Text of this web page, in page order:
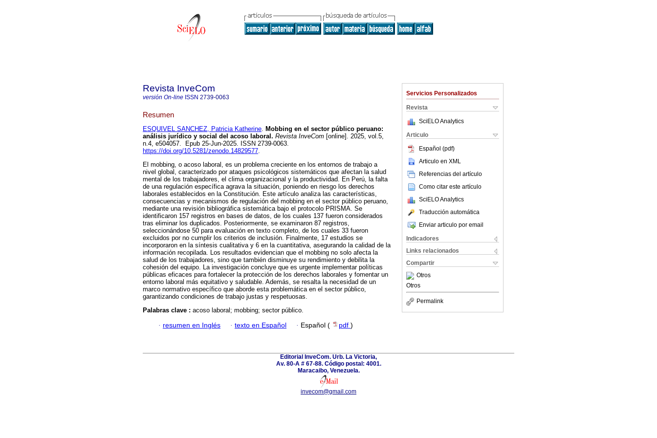
Servicios Personalizados
Revista
SciELO Analytics
Articulo
Español (pdf)
Articulo en XML
Referencias del artículo
Como citar este artículo
SciELO Analytics
Traducción automática
Enviar articulo por email
Indicadores
Links relacionados
Compartir
Otros
Otros
Permalink
Revista InveCom
versión On-line ISSN 2739-0063
Resumen
ESQUIVEL SANCHEZ, Patricia Katherine. Mobbing en el sector público peruano:
análisis jurídico y social del acoso laboral. Revista InveCom [online]. 2025, vol.5,
n.4, e504057. Epub 25-Jun-2025. ISSN 2739-0063.
https://doi.org/10.5281/zenodo.14829577.
El mobbing, o acoso laboral, es un problema creciente en los entornos de trabajo a
nivel global, caracterizado por ataques psicológicos sistemáticos que afectan la salud
mental de los trabajadores, el clima organizacional y la productividad. En Perú, la falta
de una regulación específica agrava la situación, poniendo en riesgo los derechos
laborales establecidos en la Constitución. Este artículo analiza las características,
consecuencias y mecanismos de regulación del mobbing en el sector público peruano,
mediante una revisión bibliográfica sistemática bajo el protocolo PRISMA. Se
identificaron 157 registros en bases de datos, de los cuales 137 fueron considerados
tras eliminar los duplicados. Posteriormente, se examinaron 87 registros,
seleccionándose 50 para evaluación en texto completo, de los cuales 33 fueron
excluidos por no cumplir los criterios de inclusión. Finalmente, 17 estudios se
incorporaron en la síntesis cualitativa y 6 en la cuantitativa, asegurando la calidad de la
información recopilada. Los resultados evidencian que el mobbing no solo afecta la
salud de los trabajadores, sino que también disminuye su rendimiento y debilita la
cohesión del equipo. La investigación concluye que es urgente implementar políticas
públicas eficaces para fortalecer la protección de los derechos laborales y fomentar un
entorno laboral más equitativo y saludable. Además, se resalta la necesidad de un
marco normativo específico que aborde esta problemática en el sector público,
garantizando condiciones de trabajo justas y respetuosas.
Palabras clave : acoso laboral; mobbing; sector público.
· resumen en Inglés · texto en Español · Español ( pdf )
Editorial InveCom. Urb. La Victoria,
Av. 80-A # 67-88. Código postal: 4001.
Maracaibo, Venezuela.
invecom@gmail.com